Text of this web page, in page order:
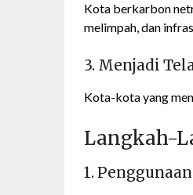
Kota berkarbon
melimpah, dan
3. Menjadi
Kota-kota yang
Langkah-
1.